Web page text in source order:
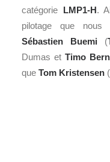
catégorie LMP1-H.
pilotage que nous
Sébastien Buemi (
Dumas et Timo
que Tom Kristensen (